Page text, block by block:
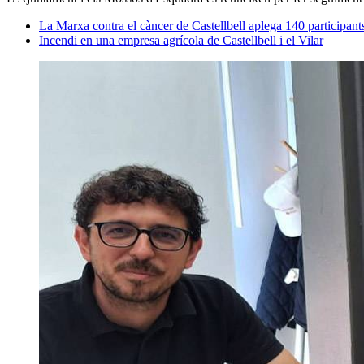
La Marxa contra el càncer de Castellbell aplega 140
Incendi en una empresa agrícola de Castellbell i el Vilar